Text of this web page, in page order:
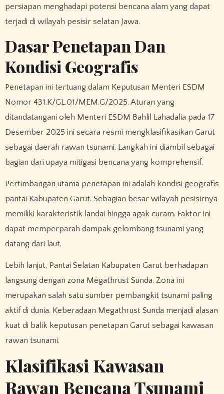
persiapan menghadapi potensi bencana alam yang dapat
terjadi di wilayah pesisir selatan Jawa.
Dasar Penetapan Dan
Kondisi Geografis
Penetapan ini tertuang dalam Keputusan Menteri ESDM
Nomor 431.K/GL.01/MEM.G/2025. Aturan yang
ditandatangani oleh Menteri ESDM Bahlil Lahadalia pada 17
Desember 2025 ini secara resmi mengklasifikasikan Garut
sebagai daerah rawan tsunami. Langkah ini diambil sebagai
bagian dari upaya mitigasi bencana yang komprehensif.
Pertimbangan utama penetapan ini adalah kondisi geografis
pantai Kabupaten Garut. Sebagian besar wilayah pesisirnya
memiliki karakteristik landai hingga agak curam. Faktor ini
dapat memperparah dampak gelombang tsunami yang
datang dari laut.
Lebih lanjut, Pantai Selatan Kabupaten Garut berhadapan
langsung dengan zona Megathrust Sunda. Zona ini
merupakan salah satu sumber pembangkit tsunami paling
aktif di dunia. Keberadaan Megathrust Sunda menjadi alasan
kuat di balik keputusan penetapan Garut sebagai kawasan
rawan tsunami.
Klasifikasi Kawasan
Rawan Bencana Tsunami